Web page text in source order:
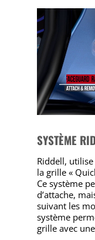
SYSTÈME
Riddell,
la grille «
Ce système
d’attache,
suivant les
système
grille avec